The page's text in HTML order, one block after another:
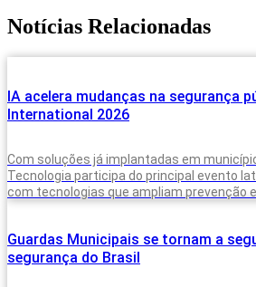
Notícias Relacionadas
IA acelera mudanças na segurança
International 2026
Com soluções já implantadas em
Tecnologia participa do principal evento
com tecnologias que ampliam prevenção
Guardas Municipais se tornam a
segurança do Brasil